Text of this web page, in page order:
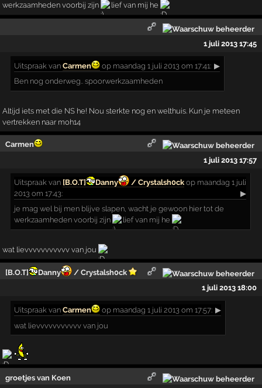
werkzaamheden voorbij zijn
lief van mij he
1 juli 2013 17:45
Uitspraak vanCarmen op maandag 1 juli 2013 om 17:41: ▶
Ben nog onderweg.. spoorwerkzaamheden
Altijd iets met die NS he! Nou sterkte nog en welthuis. Kun je meteen
vertrekken naar moh14
Carmen
1 juli 2013 17:57
Uitspraak van [B.O.T] Danny / Crystalsh0ck op maandag 1 juli
2013 om 17:43:
▶
je mag wel bij men blijve slapen, wacht je gewoon hier tot de
werkzaamheden voorbij zijn
lief van mij he
wat lievvvvvvvvvvv van jou
[B.O.T] Danny
/ Crystalsh0ck
1 juli 2013 18:00
Uitspraak vanCarmen op maandag 1 juli 2013 om 17:57: ▶
wat lievvvvvvvvvvv van jou
groetjes van Koen